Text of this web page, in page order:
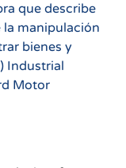
que describe
manipulación
bienes y
Industrial
Motor